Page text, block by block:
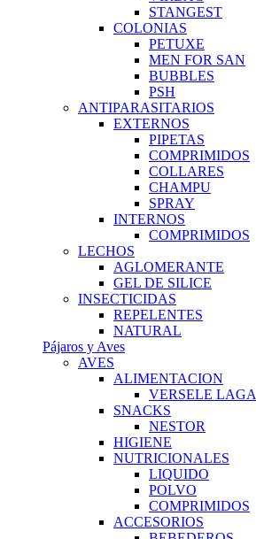
STANGEST
COLONIAS
PETUXE
MEN FOR SAN
BUBBLES
PSH
ANTIPARASITARIOS
EXTERNOS
PIPETAS
COMPRIMIDOS
COLLARES
CHAMPU
SPRAY
INTERNOS
COMPRIMIDOS
LECHOS
AGLOMERANTE
GEL DE SILICE
INSECTICIDAS
REPELENTES
NATURAL
Pájaros y Aves
AVES
ALIMENTACION
VERSELE LAGA
SNACKS
NESTOR
HIGIENE
NUTRICIONALES
LIQUIDO
POLVO
COMPRIMIDOS
ACCESORIOS